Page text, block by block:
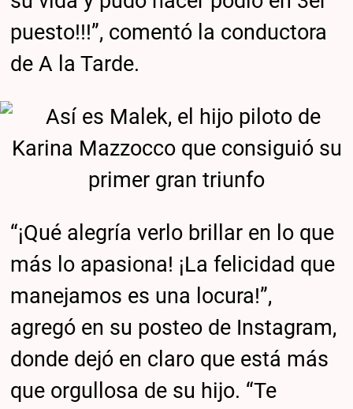
puesto!!!”, comentó la conductora
de A la Tarde.
“¡Qué alegría verlo brillar en lo que
más lo apasiona! ¡La felicidad que
manejamos es una locura!”,
agregó en su posteo de Instagram,
donde dejó en claro que está más
que orgullosa de su hijo. “Te